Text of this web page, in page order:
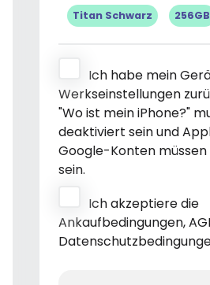
Titan Schwarz 256GB
Ich habe mein
Werkseinstellungen
"Wo ist mein iPhone?"
deaktiviert sein und
Google-Konten
sein.
Ich akzeptiere die
Ankaufbedingungen,